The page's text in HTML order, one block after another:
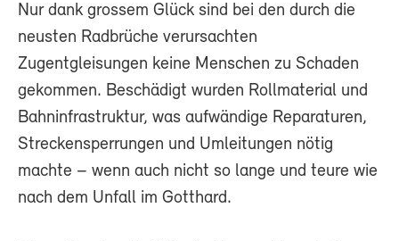
Nur dank grossem Glück sind bei den durch die
neusten Radbrüche verursachten
Zugentgleisungen keine Menschen zu Schaden
gekommen. Beschädigt wurden Rollmaterial und
Bahninfrastruktur, was aufwändige Reparaturen,
Streckensperrungen und Umleitungen nötig
machte – wenn auch nicht so lange und teure wie
nach dem Unfall im Gotthard.